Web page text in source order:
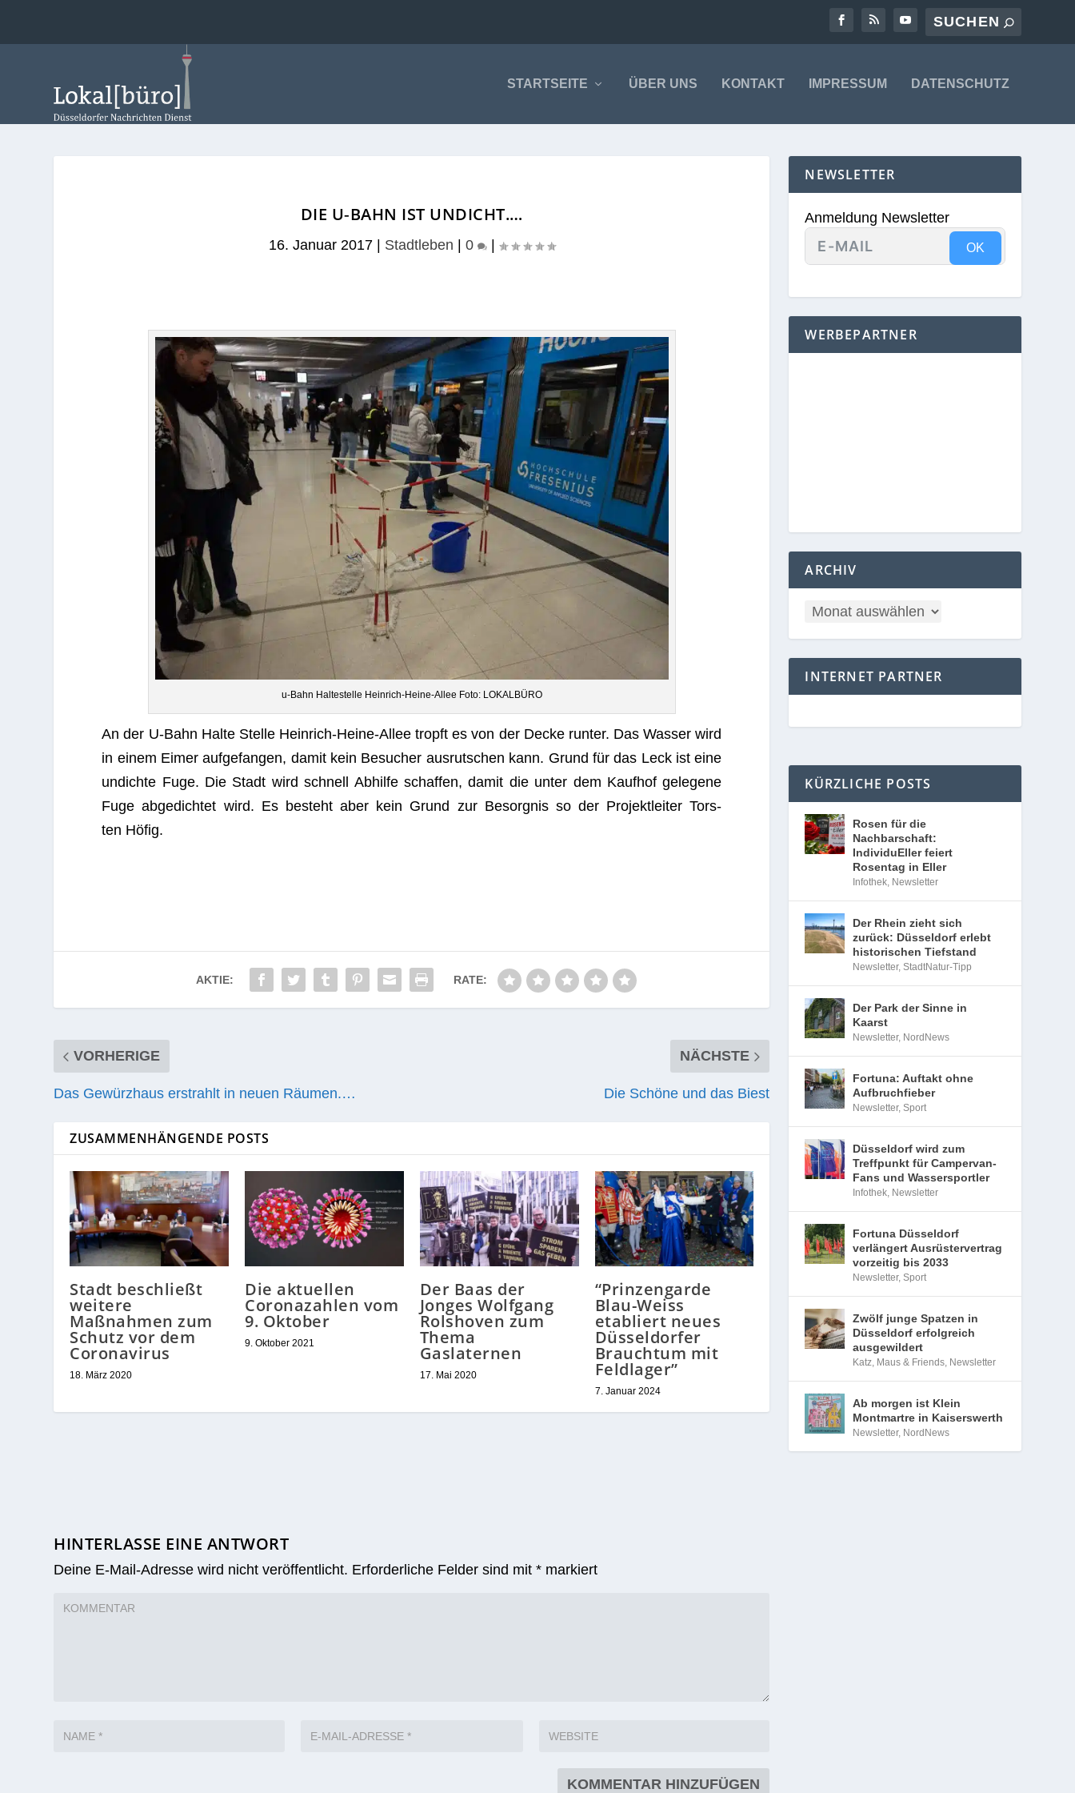
STARTSEITE ÜBER UNS KONTAKT IMPRESSUM DATENSCHUTZ
DIE U‑BAHN IST UNDICHT.…
16. Januar 2017| Stadtleben 0 |
u‑Bahn Hal­te­stelle Hein­rich-Heine-Allee Foto: LOKALBÜRO
An der U‑Bahn Halte Stelle Hein­rich-Heine-Allee tropft es von der Decke run­ter. Das Was­ser wird
in einem Eimer auf­ge­fan­gen, damit kein Besu­cher aus­rut­schen kann. Grund für das Leck ist eine
undichte Fuge. Die Stadt wird schnell Abhilfe schaf­fen, damit die unter dem Kauf­hof gele­gene
Fuge abge­dich­tet wird. Es besteht aber kein Grund zur Besorg­nis so der Pro­jekt­lei­ter Tors­
ten Höfig.
AKTIE: RATE:
VORHERIGE
Das Gewürzhaus erstrahlt in neuen Räumen.…
NÄCHSTE
Die Schöne und das Biest
ZUSAMMENHÄNGENDE POSTS
Stadt beschließt
weitere
Maßnahmen zum
Schutz vor dem
Coronavirus
18. März 2020
Die aktuellen
Coronazahlen vom
9. Oktober
9. Oktober 2021
Der Baas der
Jonges Wolfgang
Rolshoven zum
Thema
Gaslaternen
17. Mai 2020
“Prinzengarde
Blau-Weiss
etabliert neues
Düsseldorfer
Brauchtum mit
Feldlager”
7. Januar 2024
HINTERLASSE EINE ANTWORT
Deine E-Mail-Adresse wird nicht veröffentlicht. Erforderliche Felder sind mit* markiert
NEWSLETTER
Anmeldung Newsletter
OK
WERBEPARTNER
ARCHIV
INTERNET PARTNER
KÜRZLICHE POSTS
Rosen für die
Nachbarschaft:
IndividuEller feiert
Rosentag in Eller
Infothek, Newsletter
Der Rhein zieht sich
zurück: Düsseldorf erlebt
historischen Tiefstand
Newsletter,StadtNatur-Tipp
Der Park der Sinne in
Kaarst
Newsletter, NordNews
Fortuna: Auftakt ohne
Aufbruchfieber
Newsletter,Sport
Düsseldorf wird zum
Treffpunkt für Campervan-
Fans und Wassersportler
Infothek, Newsletter
Fortuna Düsseldorf
verlängert Ausrüstervertrag
vorzeitig bis 2033
Newsletter,Sport
Zwölf junge Spatzen in
Düsseldorf erfolgreich
ausgewildert
Katz, Maus & Friends, Newsletter
Ab morgen ist Klein
Montmartre in Kaiserswerth
Newsletter, NordNews